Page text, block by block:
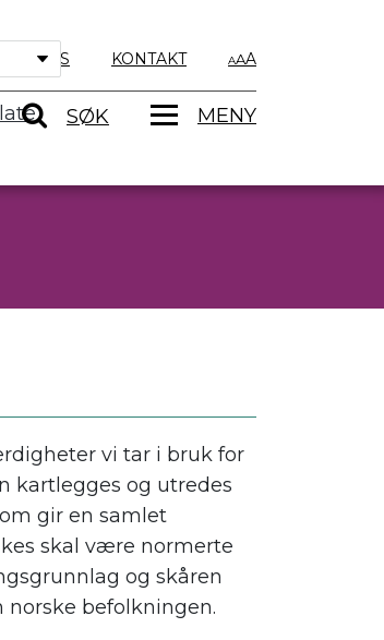
OM OSS KONTAKT A
SØK MENY
vi tar i bruk for
kartlegges og utredes
gir en samlet
skal være normerte
og skåren
befolkningen.